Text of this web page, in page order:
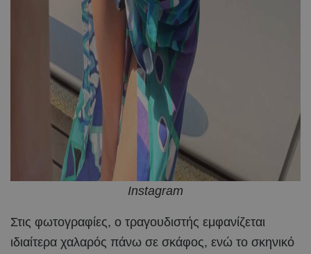
Instagram
Στις φωτογραφίες, ο τραγουδιστής εμφανίζεται
ιδιαίτερα χαλαρός πάνω σε σκάφος, ενώ το σκηνικό